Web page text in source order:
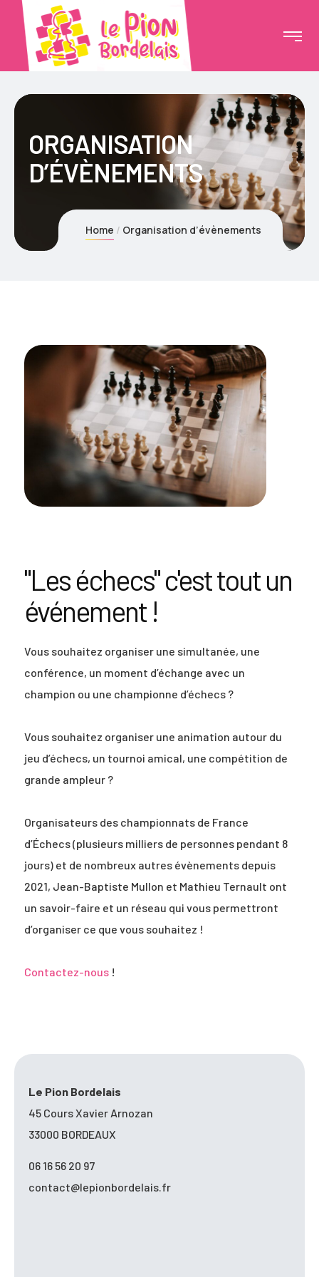
ORGANISATION
D’ÉVÈNEMENTS
Home Organisation d’évènements
"Les échecs" c'est tout un
événement !
Vous souhaitez organiser une simultanée, une
conférence, un moment d’échange avec un
champion ou une championne d’échecs ?
Vous souhaitez organiser une animation autour du
jeu d’échecs, un tournoi amical, une compétition de
grande ampleur ?
Organisateurs des championnats de France
d’Échecs (plusieurs milliers de personnes pendant 8
jours) et de nombreux autres évènements depuis
2021, Jean-Baptiste Mullon et Mathieu Ternault ont
un savoir-faire et un réseau qui vous permettront
d’organiser ce que vous souhaitez !
Contactez-nous !
Le Pion Bordelais
45 Cours Xavier Arnozan
33000 BORDEAUX
06 16 56 20 97
contact@lepionbordelais.fr